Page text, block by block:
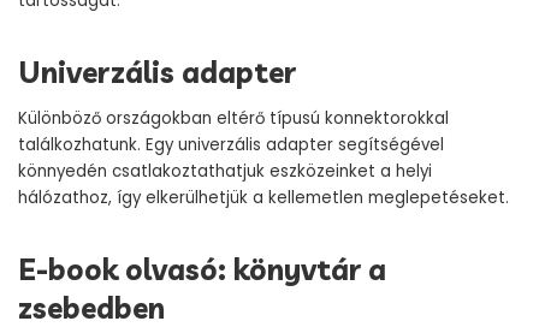
Univerzális adapter
Különböző országokban eltérő típusú konnektorokkal
találkozhatunk. Egy univerzális adapter segítségével
könnyedén csatlakoztathatjuk eszközeinket a helyi
hálózathoz, így elkerülhetjük a kellemetlen meglepetéseket.
E-book olvasó: könyvtár a
zsebedben